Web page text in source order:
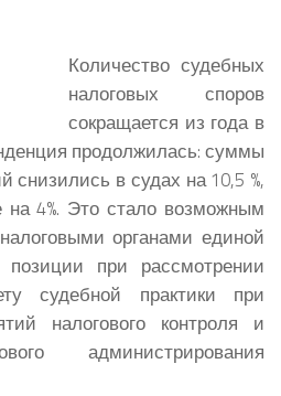
Количество судебных
налоговых споров
сокращается из года в
продолжилась: суммы
снизились в судах на 10,5 %,
на 4%. Это стало возможным
органами единой
позиции при рассмотрении
судебной практики при
налогового контроля и
администрирования